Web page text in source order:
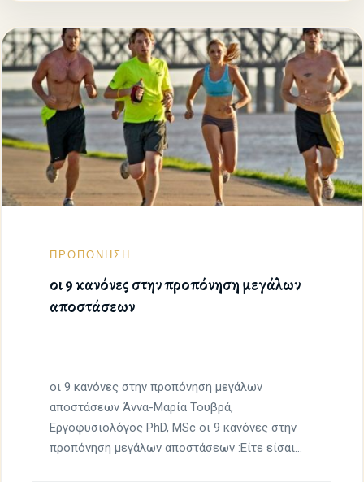
ΠΡΟΠΟΝΗΣΗ
οι 9 κανόνες στην προπόνηση μεγάλων
αποστάσεων
οι 9 κανόνες στην προπόνηση μεγάλων
αποστάσεων Άννα-Μαρία Τουβρά,
Εργοφυσιολόγος PhD, MSc οι 9 κανόνες στην
προπόνηση μεγάλων αποστάσεων :Είτε είσαι